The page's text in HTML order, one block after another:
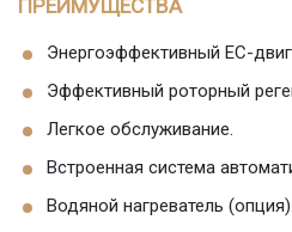
ПРЕИМУЩЕСТВА
Энергоэффективный EC-
Эффективный роторный
Легкое обслуживание.
Встроенная система
Водяной нагреватель (опция).